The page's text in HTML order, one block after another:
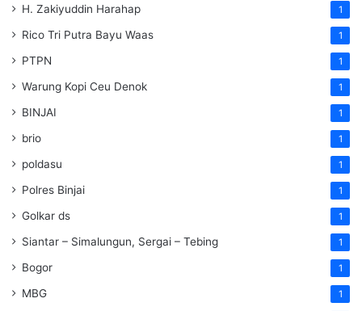
H. Zakiyuddin Harahap 1
Rico Tri Putra Bayu Waas 1
PTPN 1
Warung Kopi Ceu Denok 1
BINJAI 1
brio 1
poldasu 1
Polres Binjai 1
Golkar ds 1
Siantar – Simalungun, Sergai – Tebing 1
Bogor 1
MBG 1